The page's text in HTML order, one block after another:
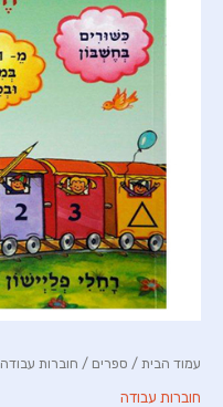
עמוד הבית / ספרים / חוברות עבודה
חוברות עבודה